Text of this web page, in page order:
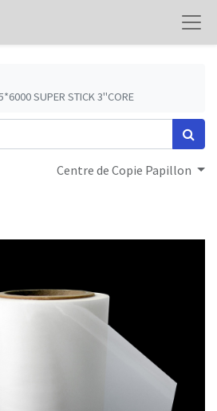
SUPER STICK 3"CORE
Centre de Copie Papillon